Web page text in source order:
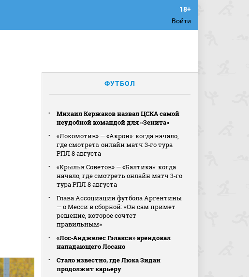
Войти
ФУТБОЛ
Михаил Кержаков назвал ЦСКА самой
неудобной командой для «Зенита»
«Локомотив» — «Акрон»: когда начало,
где смотреть онлайн матч 3‑го тура
РПЛ 8 августа
«Крылья Советов» — «Балтика»: когда
начало, где смотреть онлайн матч 3‑го
тура РПЛ 8 августа
Глава Ассоциации футбола Аргентины
— о Месси в сборной: «Он сам примет
решение, которое сочтет
правильным»
«Лос‑Анджелес Гэлакси» арендовал
нападающего Лосано
Стало известно, где Люка Зидан
продолжит карьеру